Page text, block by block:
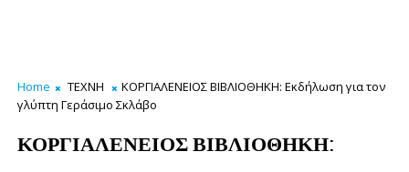
Home ΤΕΧΝΗ
ΚΟΡΓΙΑΛΕΝΕΙΟΣ ΒΙΒΛΙΟΘΗΚΗ: Εκδήλωση για τον
γλύπτη Γεράσιμο Σκλάβο
ΚΟΡΓΙΑΛΕΝΕΙΟΣ ΒΙΒΛΙΟΘΗΚΗ: